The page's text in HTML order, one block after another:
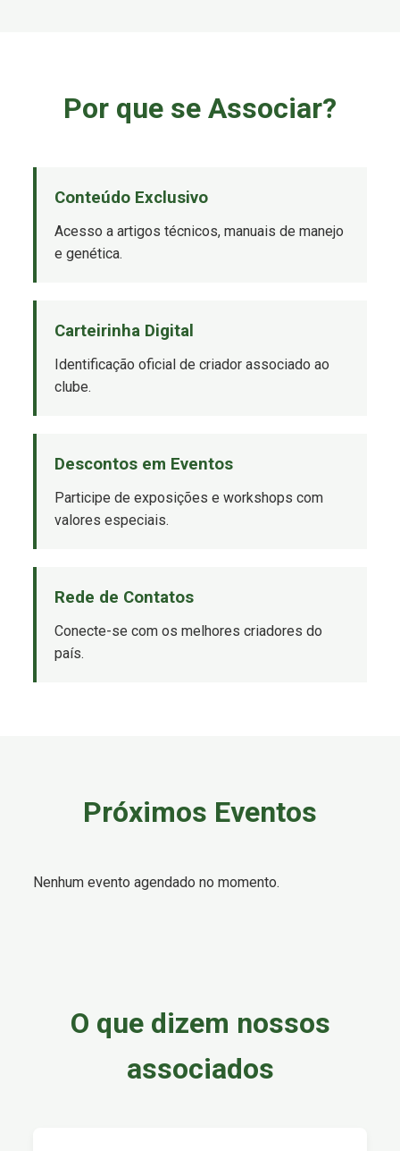
Por que se Associar?
Conteúdo Exclusivo
Acesso a artigos técnicos, manuais de manejo
e genética.
Carteirinha Digital
Identificação oficial de criador associado ao
clube.
Descontos em Eventos
Participe de exposições e workshops com
valores especiais.
Rede de Contatos
Conecte-se com os melhores criadores do
país.
Próximos Eventos
Nenhum evento agendado no momento.
O que dizem nossos
associados